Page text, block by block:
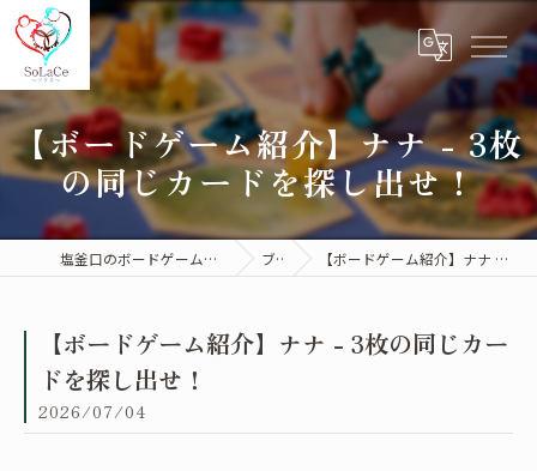
【ボードゲーム紹介】ナナ - 3枚
の同じカードを探し出せ！
塩釜口のボードゲームカフェはSoLaCe～ソラス～ ブログ 【ボードゲーム紹介】ナナ - 3枚の同じカードを探し出せ！
【ボードゲーム紹介】ナナ - 3枚の同じカー
ドを探し出せ！
2026/07/04